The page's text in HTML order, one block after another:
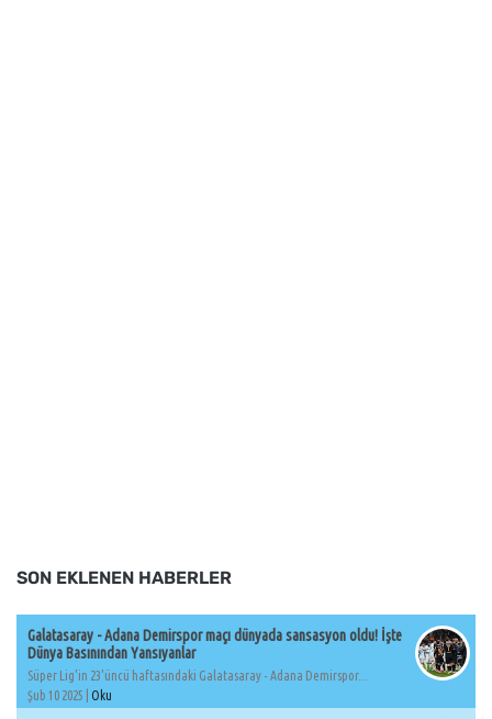
SON EKLENEN HABERLER
Galatasaray - Adana Demirspor maçı dünyada sansasyon oldu! İşte
Dünya Basınından Yansıyanlar
Süper Lig'in 23'üncü haftasındaki Galatasaray - Adana Demirspor...
Şub 10 2025 | Oku